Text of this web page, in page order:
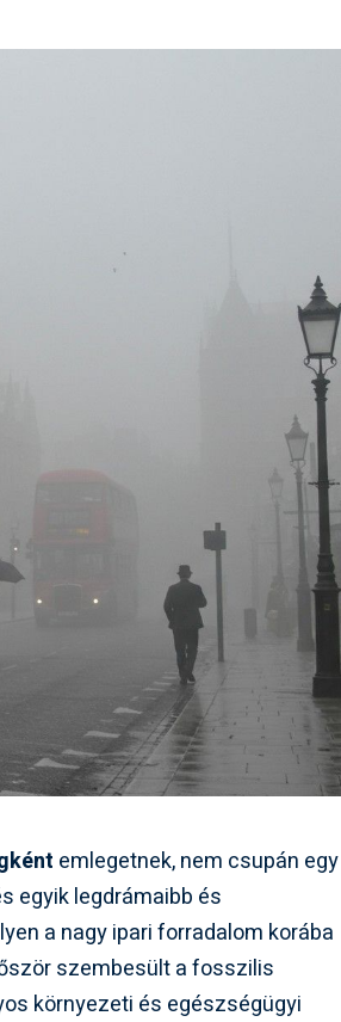
emlegetnek, nem csupán egy
egyik legdrámaibb és
a nagy ipari forradalom korába
szembesült a fosszilis
környezeti és egészségügyi